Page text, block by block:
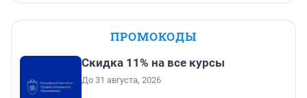
ПРОМОКОДЫ
Скидка 11% на все курсы
До 31 августа, 2026